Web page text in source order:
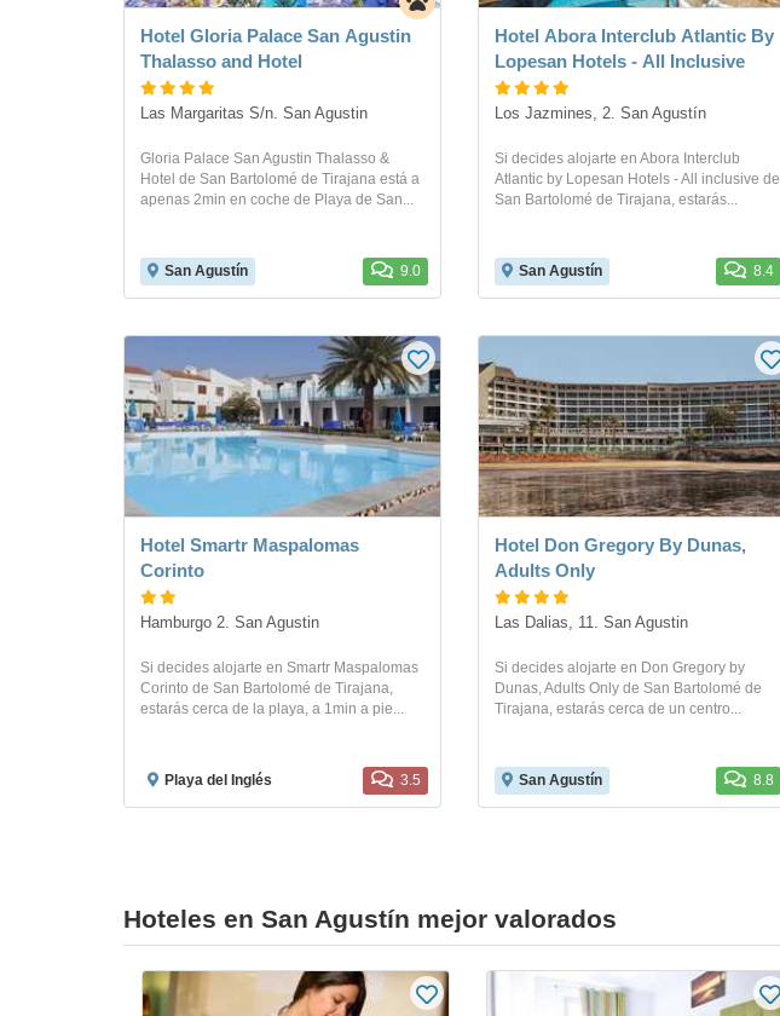
Hotel Gloria Palace San Agustin
Thalasso and Hotel
Las Margaritas S/n. San Agustin
Gloria Palace San Agustin Thalasso &
Hotel de San Bartolomé de Tirajana está a
apenas 2min en coche de Playa de San...
San Agustín 9.0
Hotel Abora Interclub Atlantic By
Lopesan Hotels - All Inclusive
Los Jazmines, 2. San Agustín
Si decides alojarte en Abora Interclub
Atlantic by Lopesan Hotels - All inclusive de
San Bartolomé de Tirajana, estarás...
San Agustín 8.4
Hotel Smartr Maspalomas
Corinto
Hamburgo 2. San Agustin
Si decides alojarte en Smartr Maspalomas
Corinto de San Bartolomé de Tirajana,
estarás cerca de la playa, a 1min a pie...
Playa del Inglés 3.5
Hotel Don Gregory By Dunas,
Adults Only
Las Dalias, 11. San Agustin
Si decides alojarte en Don Gregory by
Dunas, Adults Only de San Bartolomé de
Tirajana, estarás cerca de un centro...
San Agustín 8.8
Hoteles en San Agustín mejor valorados